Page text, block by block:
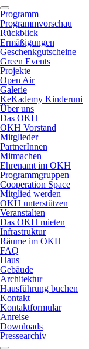
Programm
Programmvorschau
Rückblick
Ermäßigungen
Geschenkgutscheine
Green Events
Projekte
Open Air
Galerie
KeKademy Kinderuni
Über uns
Das OKH
OKH Vorstand
Mitglieder
PartnerInnen
Mitmachen
Ehrenamt im OKH
Programmgruppen
Cooperation Space
Mitglied werden
OKH unterstützen
Veranstalten
Das OKH mieten
Infrastruktur
Räume im OKH
FAQ
Haus
Gebäude
Architektur
Hausführung buchen
Kontakt
Kontaktformular
Anreise
Downloads
Pressearchiv